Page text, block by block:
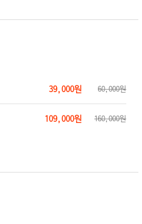
39,000원 60,000원
109,000원 160,000원